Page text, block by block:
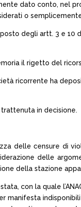
dato conto, nel
o
degli artt. 3 e 10
il rigetto del
ricorrente ha
in decisione.
delle censure di
delle
della stazione
con la quale
manifesta